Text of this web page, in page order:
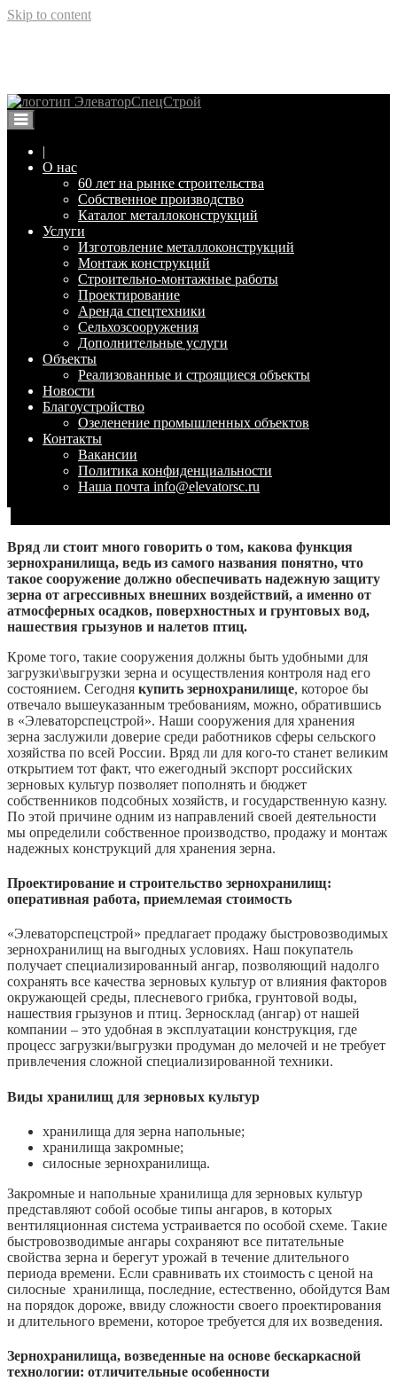
Skip to content
Элеваторспецстрой Воронеж
Изготовление и монтаж металлоконструкций
|
О нас
60 лет на рынке строительства
Собственное производство
Каталог металлоконструкций
Услуги
Изготовление металлоконструкций
Монтаж конструкций
Строительно-монтажные работы
Проектирование
Аренда спецтехники
Сельхозсооружения
Дополнительные услуги
Объекты
Реализованные и строящиеся объекты
Новости
Благоустройство
Озеленение промышленных объектов
Контакты
Вакансии
Политика конфиденциальности
Наша почта info@elevatorsc.ru
Вряд ли стоит много говорить о том, какова функция
зернохранилища, ведь из самого названия понятно, что
такое сооружение должно обеспечивать надежную защиту
зерна от агрессивных внешних воздействий, а именно от
атмосферных осадков, поверхностных и грунтовых вод,
нашествия грызунов и налетов птиц.
Кроме того, такие сооружения должны быть удобными для
загрузки\выгрузки зерна и осуществления контроля над его
состоянием. Сегодня купить зернохранилище, которое бы
отвечало вышеуказанным требованиям, можно, обратившись
в «Элеваторспецстрой». Наши сооружения для хранения
зерна заслужили доверие среди работников сферы сельского
хозяйства по всей России. Вряд ли для кого-то станет великим
открытием тот факт, что ежегодный экспорт российских
зерновых культур позволяет пополнять и бюджет
собственников подсобных хозяйств, и государственную казну.
По этой причине одним из направлений своей деятельности
мы определили собственное производство, продажу и монтаж
надежных конструкций для хранения зерна.
Проектирование и строительство зернохранилищ:
оперативная работа, приемлемая стоимость
«Элеваторспецстрой» предлагает продажу быстровозводимых
зернохранилищ на выгодных условиях. Наш покупатель
получает специализированный ангар, позволяющий надолго
сохранять все качества зерновых культур от влияния факторов
окружающей среды, плесневого грибка, грунтовой воды,
нашествия грызунов и птиц. Зерносклад (ангар) от нашей
компании – это удобная в эксплуатации конструкция, где
процесс загрузки/выгрузки продуман до мелочей и не требует
привлечения сложной специализированной техники.
Виды хранилищ для зерновых культур
хранилища для зерна напольные;
хранилища закромные;
cилосные зернохранилища.
Закромные и напольные хранилища для зерновых культур
представляют собой особые типы ангаров, в которых
вентиляционная система устраивается по особой схеме. Такие
быстровозводимые ангары сохраняют все питательные
свойства зерна и берегут урожай в течение длительного
периода времени. Если сравнивать их стоимость с ценой на
силосные хранилища, последние, естественно, обойдутся Вам
на порядок дороже, ввиду сложности своего проектирования
и длительного времени, которое требуется для их возведения.
Зернохранилища, возведенные на основе бескаркасной
технологии: отличительные особенности